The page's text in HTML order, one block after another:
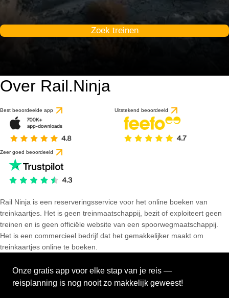
Zoek treinen
Over Rail.Ninja
Best beoordeelde app Uitstekend beoordeeld
Zeer goed beoordeeld
Rail Ninja is een reserveringsservice voor het online boeken van
treinkaartjes. Het is geen treinmaatschappij, bezit of exploiteert geen
treinen en is geen officiële website van een spoorwegmaatschappij.
Het is een commercieel bedrijf dat het gemakkelijker maakt om
treinkaartjes online te boeken.
Onze gratis app voor elke stap van je reis —
reisplanning is nog nooit zo makkelijk geweest!